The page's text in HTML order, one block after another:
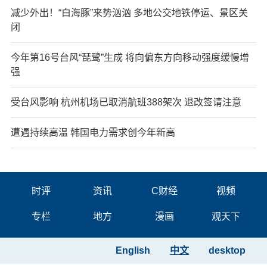
减少外出！“白海豚”来势汹汹 多地公交地铁停运、景区关
闭
今年第16号台风“琵鹭”生成 将向偏东方向移动强度缓慢增
强
受台风影响 杭州机场已取消航班388架次 退改签请注意
遭遇持续高温 韩国电力需求创今年新高
时评 资讯 C财经 视频
专栏 地方 漫画 观天下
desktop
中文
English